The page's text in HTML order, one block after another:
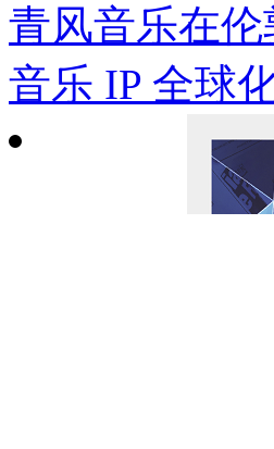
青风音乐在
音乐 IP 全球